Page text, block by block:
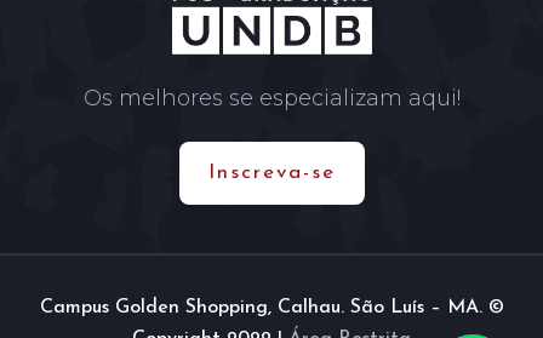
Os melhores se especializam aqui!
Inscreva-se
Campus Golden Shopping, Calhau. São Luís – MA. ©